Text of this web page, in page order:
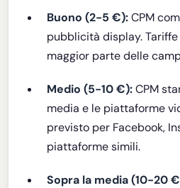
Buono (2-5 €):CPM
pubblicità display.
maggior parte delle
Medio (5-10 €):CPM
media e le piattaforme
previsto per Facebook,
piattaforme simili.
Sopra la media (10-20